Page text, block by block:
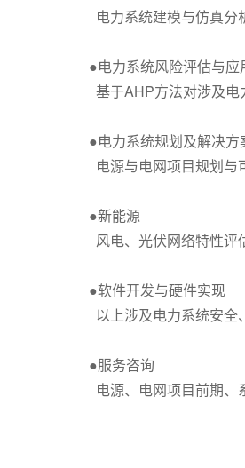
电力系统建模与仿真分析
●电力系统风险评估与应
基于AHP方法对涉及电力
●电力系统规划及解决方
电源与电网项目规划与可
●新能源
风电、光伏网络特性评估
●软件开发与硬件实现
以上涉及电力系统安全、
●服务咨询
电源、电网项目前期、系